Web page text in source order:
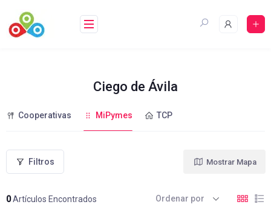
contenido
Ciego de Ávila
Cooperativas MiPymes TCP
Filtros
0Artículos Encontrados
Mostrar Mapa
Ordenar por